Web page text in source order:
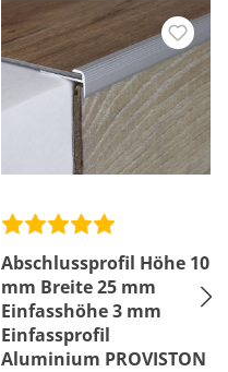
Abschlussprofil Höhe 10
mm Breite 25 mm
Einfasshöhe 3 mm
Einfassprofil
Aluminium PROVISTON